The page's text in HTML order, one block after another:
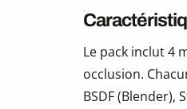
Le pack inclut 4
occlusion.
BSDF